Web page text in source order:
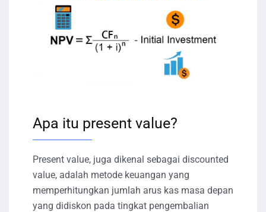
Apa itu present value?
Present value, juga dikenal sebagai discounted
value, adalah metode keuangan yang
memperhitungkan jumlah arus kas masa depan
yang didiskon pada tingkat pengembalian